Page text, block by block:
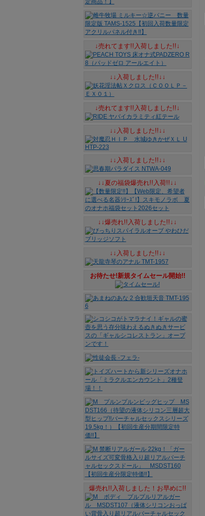
↓売れてます!!入荷しました!!↓
↓↓入荷しました!!↓↓
↓売れてます!!入荷しました!!↓
↓↓入荷しました!!↓↓
↓↓入荷しました!!↓↓
↓↓夏の福袋爆売れ!!入荷!!↓↓
↓↓爆売れ!!入荷しました!!↓↓
↓↓入荷しました!!↓↓
お待たせ!新規タイムセール開始!!
爆売れ!!入荷しました！お早めに!!